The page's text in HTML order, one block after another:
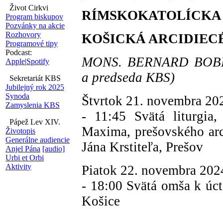
Život Cirkvi
Program biskupov
Pozvánky na akcie
Rozhovory
Programové tipy
Podcast:
Apple|Spotify
Sekretariát KBS
Jubilejný rok 2025
Synoda
Zamyslenia KBS
Pápež Lev XIV.
Životopis
Generálne audiencie
Anjel Pána [audio]
Urbi et Orbi
Aktivity
RÍMSKOKATOLÍCKA
KOŠICKÁ
MONS. BERNARD
a predseda KBS)
Štvrtok 21. novembra
- 11:45 Svätá liturgia,
Maxima, prešovského
Jána Krstiteľa, Prešov
Piatok 22. novembra
- 18:00 Svätá omša k
Košice